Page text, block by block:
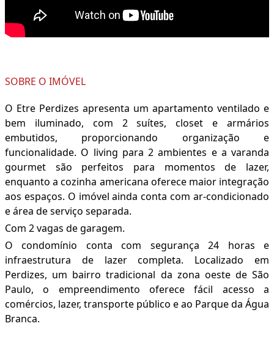
SOBRE O IMÓVEL
O Etre Perdizes apresenta um apartamento ventilado e
bem iluminado, com 2 suítes, closet e armários
embutidos, proporcionando organização e
funcionalidade. O living para 2 ambientes e a varanda
gourmet são perfeitos para momentos de lazer,
enquanto a cozinha americana oferece maior integração
aos espaços. O imóvel ainda conta com ar-condicionado
e área de serviço separada.
Com 2 vagas de garagem.
O condomínio conta com segurança 24 horas e
infraestrutura de lazer completa. Localizado em
Perdizes, um bairro tradicional da zona oeste de São
Paulo, o empreendimento oferece fácil acesso a
comércios, lazer, transporte público e ao Parque da Água
Branca.